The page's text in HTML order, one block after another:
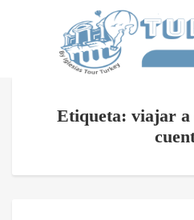
Etiqueta: viajar